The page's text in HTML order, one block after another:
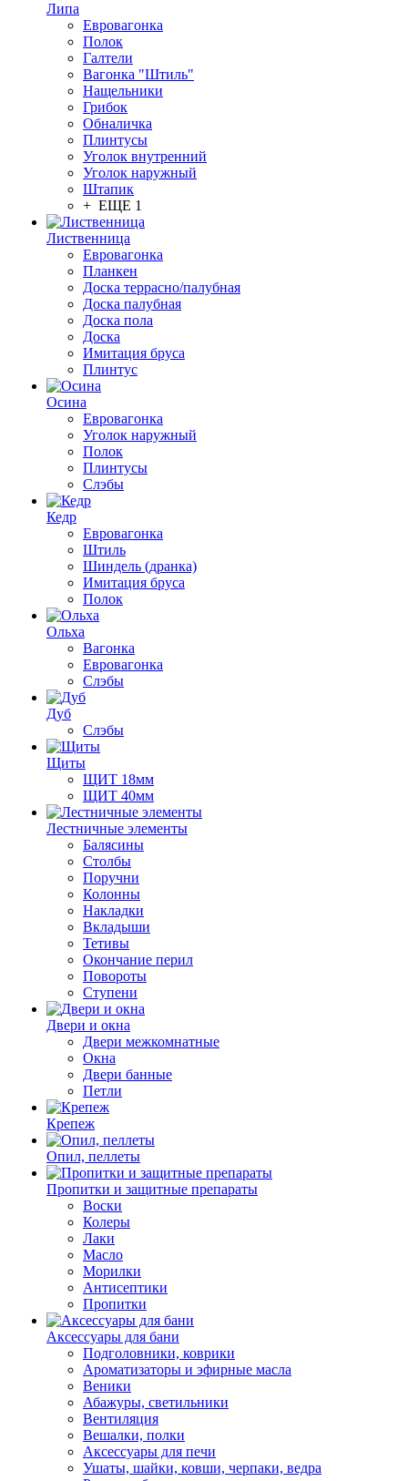
Липа
Евровагонка
Полок
Галтели
Вагонка "Штиль"
Нащельники
Грибок
Обналичка
Плинтусы
Уголок внутренний
Уголок наружный
Штапик
+ ЕЩЕ 1
Лиственница
Евровагонка
Планкен
Доска террасно/палубная
Доска палубная
Доска пола
Доска
Имитация бруса
Плинтус
Осина
Евровагонка
Уголок наружный
Полок
Плинтусы
Слэбы
Кедр
Евровагонка
Штиль
Шиндель (дранка)
Имитация бруса
Полок
Ольха
Вагонка
Евровагонка
Слэбы
Дуб
Слэбы
Щиты
ЩИТ 18мм
ЩИТ 40мм
Лестничные элементы
Балясины
Столбы
Поручни
Колонны
Накладки
Вкладыши
Тетивы
Окончание перил
Повороты
Ступени
Двери и окна
Двери межкомнатные
Окна
Двери банные
Петли
Крепеж
Опил, пеллеты
Пропитки и защитные препараты
Воски
Колеры
Лаки
Масло
Морилки
Антисептики
Пропитки
Аксессуары для бани
Подголовники, коврики
Ароматизаторы и эфирные масла
Веники
Абажуры, светильники
Вентиляция
Вешалки, полки
Аксессуары для печи
Ушаты, шайки, ковши, черпаки, ведра